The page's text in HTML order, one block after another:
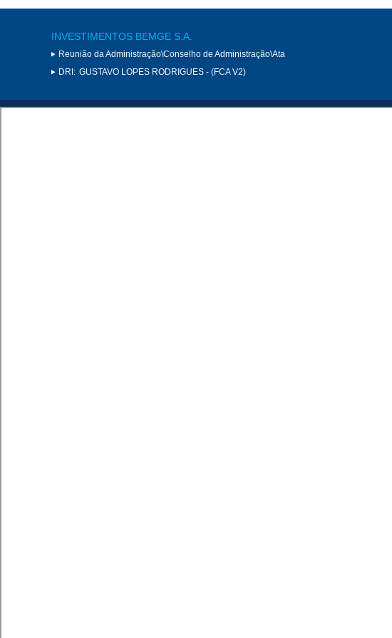
INVESTIMENTOS BEMGE S.A.
Reunião da Administração\Conselho de Administração\Ata
DRI: GUSTAVO LOPES RODRIGUES - (FCA V2)